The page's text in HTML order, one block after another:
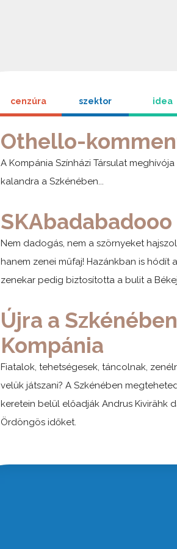
Othello-
A Kompánia Színházi Társulat
kalandra a Szkénében...
SKAbadabadooo
Nem dadogás, nem a szörnyeket
hanem zenei műfaj! Hazánkban is hódít
zenekar pedig biztosította a bulit a
Újra a
Kompánia
Fiatalok, tehetségesek, táncolnak,
velük játszani? A Szkénében
keretein belül előadják Andrus Kivirähk
Ördöngös időket.
cenzúra szektor idea